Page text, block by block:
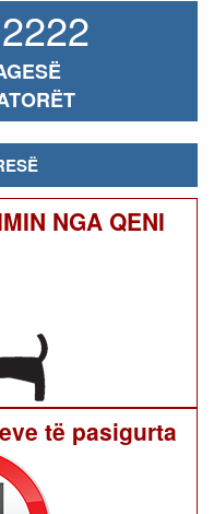
NGA QENI
të pasigurta